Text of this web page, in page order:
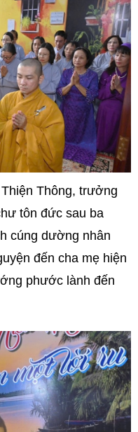
Thông, trưởng
tôn đức sau ba
cúng dường nhân
đến cha mẹ hiện
phước lành đến